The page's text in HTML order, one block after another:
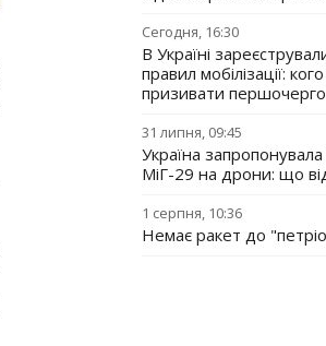
Сегодня, 16:30
В Україні
правил мобілізації:
призивати
31 липня, 09:45
Україна
МіГ-29 на дрони: що
1 серпня, 10:36
Немає ракет до